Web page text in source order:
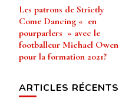
d’article
Les patrons de Strictly
Come Dancing « en
pourparlers » avec le
footballeur Michael Owen
pour la formation 2021?
ARTICLES RÉCENTS